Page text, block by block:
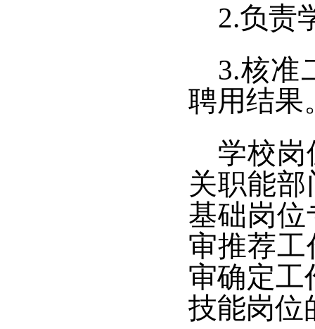
2.负责
3.核准
聘用结果
学校
关职能
基础岗
审推荐
审确定工
技能岗位